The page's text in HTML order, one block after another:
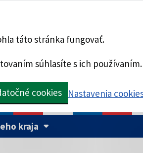
táto stránka fungovať.
súhlasíte s ich používaním.
cookies Nastavenia
kraja